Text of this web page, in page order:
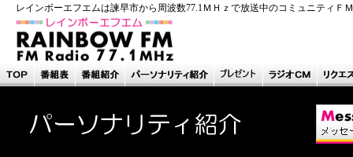
レインボーエフエムは諫早市から周波数77.1ＭＨｚで放送中のコミュニティＦ